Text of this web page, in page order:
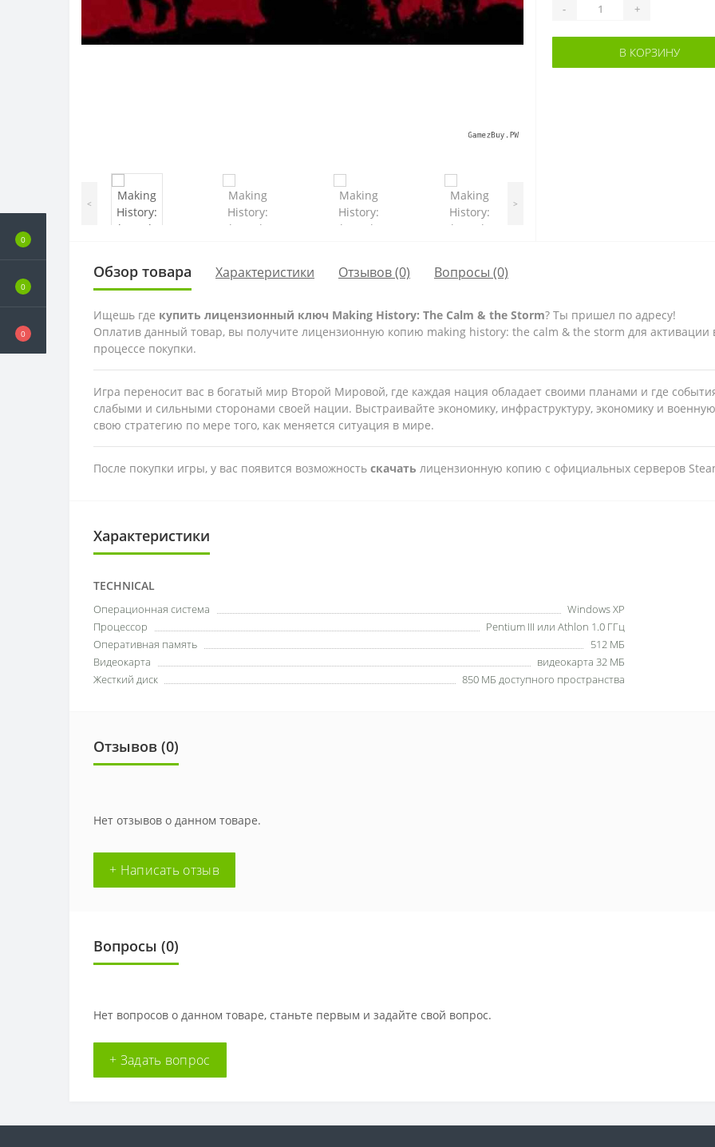
0
0
0
< >
- +
В КОРЗИНУ
Обзор товара Характеристики Отзывов (0) Вопросы (0)
Ищешь где купить лицензионный ключ Making History: The Calm & the Storm? Ты пришел по адресу!
Оплатив данный товар, вы получите лицензионную копию making history: the calm & the storm для активации
процессе покупки.
Игра переносит вас в богатый мир Второй Мировой, где каждая нация обладает своими планами и где
слабыми и сильными сторонами своей нации. Выстраивайте экономику, инфраструктуру, экономику и
свою стратегию по мере того, как меняется ситуация в мире.
После покупки игры, у вас появится возможность скачать лицензионную копию с официальных серверов
Характеристики
TECHNICAL
Операционная система
Windows XP
Процессор
Pentium III или Athlon 1.0 ГГц
Оперативная память
512 МБ
Видеокарта
видеокарта 32 МБ
Жесткий диск
850 МБ доступного пространства
Отзывов (0)
Нет отзывов о данном товаре.
+ Написать отзыв
Вопросы (0)
Нет вопросов о данном товаре, станьте первым и задайте свой вопрос.
+ Задать вопрос